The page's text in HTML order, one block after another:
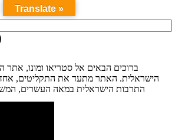
ברוכים הבאים אל סטריאו ומונו, אתר
הישראלית. האתר מתעד את התקליטים,
התרבות הישראלית במאה העשרים,
Translate »